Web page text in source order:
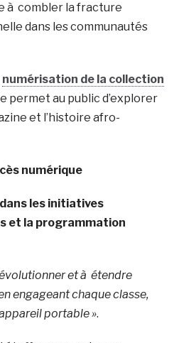
à combler la fracture
dans les communautés
numérisation de la collection
permet au public d’explorer
et l’histoire afro-
numérique
dans les initiatives
et la programmation
et à étendre
engageant chaque classe,
portable ».